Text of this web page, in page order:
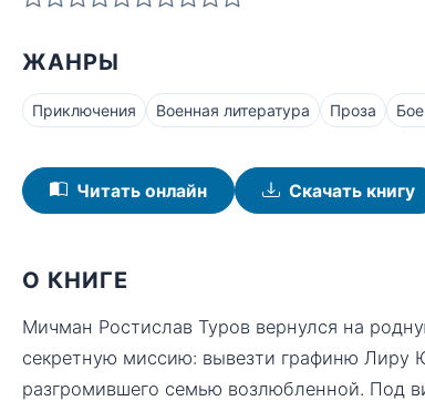
ЖАНРЫ
Приключения Военная литература Проза
Читать онлайн Скачать книгу
О КНИГЕ
Мичман Ростислав Туров вернулся на
секретную миссию: вывезти графиню Лиру
разгромившего семью возлюбленной. Под